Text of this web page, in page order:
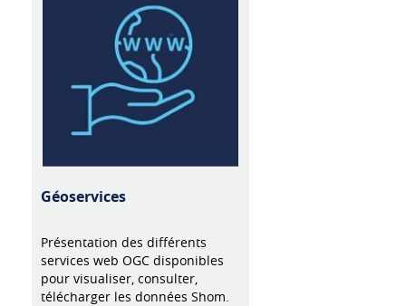
Géoservices
Présentation des différents
services web OGC disponibles
pour visualiser, consulter,
télécharger les données Shom.